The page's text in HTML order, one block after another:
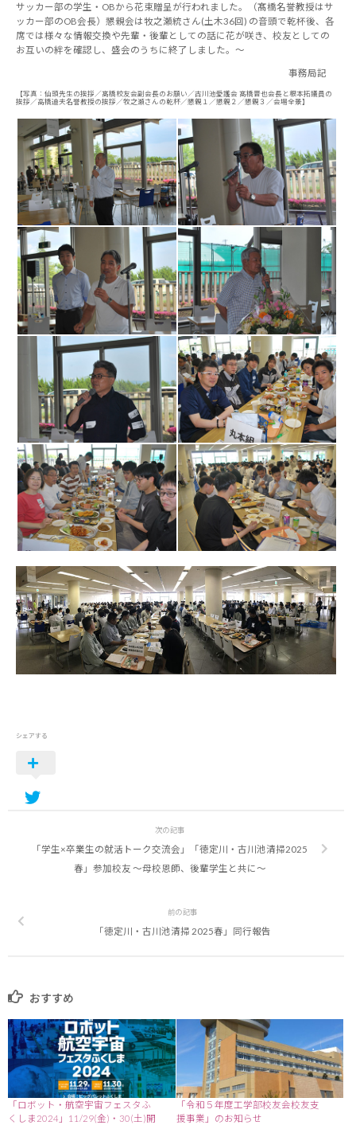
サッカー部の学生・OBから花束贈呈が行われました。（髙橋名誉教授はサ
ッカー部のOB会長）懇親会は牧之瀬統さん(土木36回) の音頭で乾杯後、各
席では様々な情報交換や先輩・後輩としての話に花が咲き、校友としての
お互いの絆を確認し、盛会のうちに終了しました。～
事務局記
【写真：仙頭先生の挨拶／髙橋校友会副会長のお願い／古川池愛護会 髙橋晋也会長と根本拓議員の
挨拶／高橋迪夫名誉教授の挨拶／牧之瀬さんの乾杯／懇親１／懇親２／懇親３／会場全景】
シェアする
次の記事
「学生×卒業生の就活トーク交流会」「徳定川・古川池清掃2025
春」参加校友 ～母校恩師、後輩学生と共に～
前の記事
「徳定川・古川池清掃 2025春」同行報告
おすすめ
「ロボット・航空宇宙フェスタふ
くしま2024」11/29(金)・30(土)開
「令和５年度工学部校友会校友支
援事業」のお知らせ